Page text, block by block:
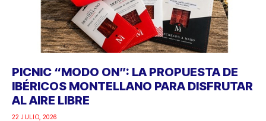
PICNIC “MODO ON”: LA PROPUESTA DE
IBÉRICOS MONTELLANO PARA DISFRUTAR
AL AIRE LIBRE
22 JULIO, 2026